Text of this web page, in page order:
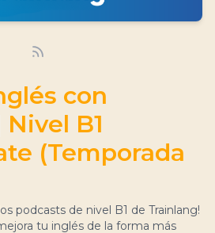
con
B1
(Temporada
podcasts de nivel B1 de Trainlang!
tu inglés de la forma más